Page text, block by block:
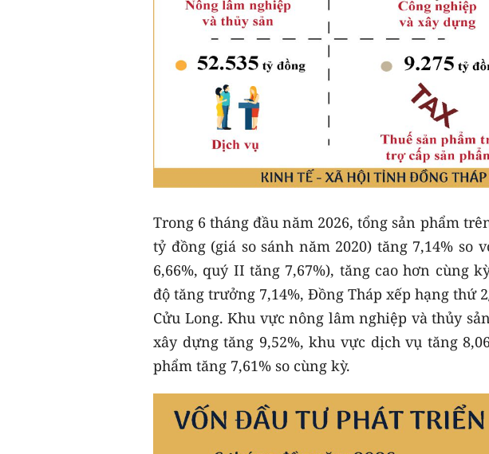
Trong 6 tháng đầu năm 2026, tổng sản phẩm
tỷ đồng (giá so sánh năm 2020) tăng 7,14% so
6,66%, quý II tăng 7,67%), tăng cao hơn cùng
độ tăng trưởng 7,14%, Đồng Tháp xếp hạng thứ
Cửu Long. Khu vực nông lâm nghiệp và thủy
xây dựng tăng 9,52%, khu vực dịch vụ tăng
phẩm tăng 7,61% so cùng kỳ.